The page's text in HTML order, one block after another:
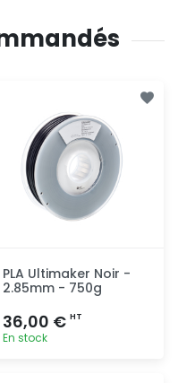
PLA Ultimaker Noir -
2.85mm - 750g
36,00 € HT
En stock